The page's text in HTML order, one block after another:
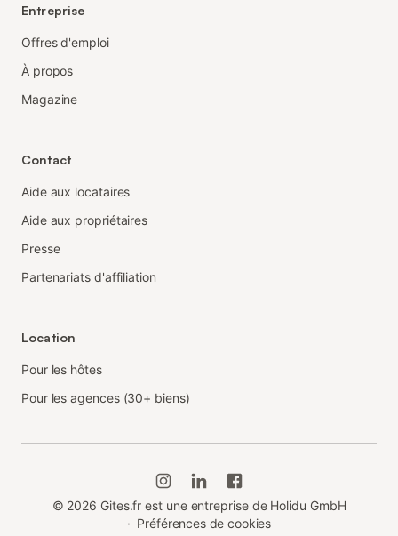
Entreprise
Offres d'emploi
À propos
Magazine
Contact
Aide aux locataires
Aide aux propriétaires
Presse
Partenariats d'affiliation
Location
Pour les hôtes
Pour les agences (30+ biens)
© 2026 Gites.fr est une entreprise de Holidu GmbH
· Préférences de cookies